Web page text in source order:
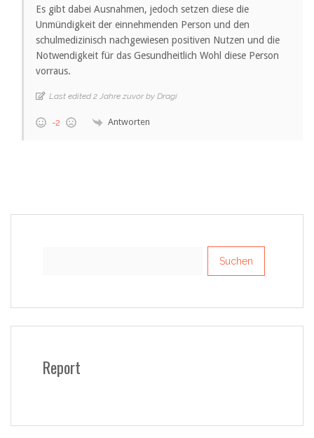
Es gibt dabei Ausnahmen, jedoch setzen diese die
Unmündigkeit der einnehmenden Person und den
schulmedizinisch nachgewiesen positiven Nutzen und die
Notwendigkeit für das Gesundheitlich Wohl diese Person
vorraus.
Last edited 2 Jahre zuvor by Dragi
-2 Antworten
Report